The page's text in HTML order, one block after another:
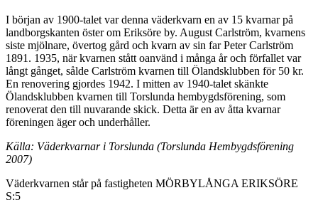
I början av 1900-talet var denna väderkvarn en av 15 kvarnar på
landborgskanten öster om Eriksöre by. August Carlström, kvarnens
siste mjölnare, övertog gård och kvarn av sin far Peter Carlström
1891. 1935, när kvarnen stått oanvänd i många år och förfallet var
långt gånget, sålde Carlström kvarnen till Ölandsklubben för 50 kr.
En renovering gjordes 1942. I mitten av 1940-talet skänkte
Ölandsklubben kvarnen till Torslunda hembygdsförening, som
renoverat den till nuvarande skick. Detta är en av åtta kvarnar
föreningen äger och underhåller.
Källa: Väderkvarnar i Torslunda (Torslunda Hembygdsförening
2007)
Väderkvarnen står på fastigheten MÖRBYLÅNGA ERIKSÖRE
S:5